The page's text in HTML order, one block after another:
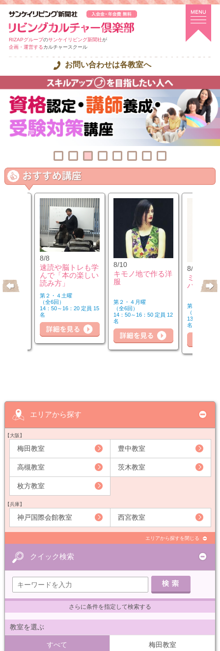
RIZAPグループのサンケイリビング新聞社が
企画・運営するカルチャースクール
お問い合わせは各教室へ
8/8
速読や脳トレも学
んで「本の楽しい
読み方」
第２・４土曜
（全6回）
14：50～16：20 定員 15
名
8/10
キモノ地で作る洋
服
第２・４月曜
（全6回）
14：50～16：50 定員 12
名
8/10
ミュージ
バーを楽
第２・４月曜
（全6回）
13：00～14
名
エリアから探す
【大阪】
梅田教室 豊中教室
高槻教室 茨木教室
枚方教室
【兵庫】
神戸国際会館教室 西宮教室
エリアから探すを閉じる
クイック検索
さらに条件を指定して検索する
教室を選ぶ
すべて 梅田教室